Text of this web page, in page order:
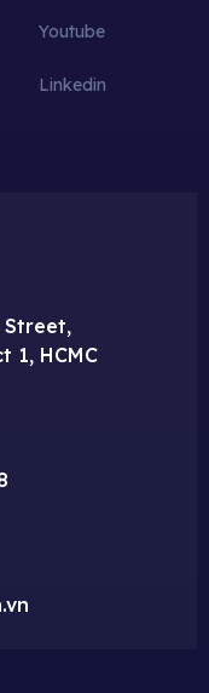
Youtube
Linkedin
Street,
1, HCMC